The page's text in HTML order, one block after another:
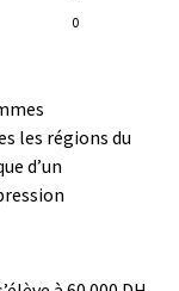
0
les régions du
d’un